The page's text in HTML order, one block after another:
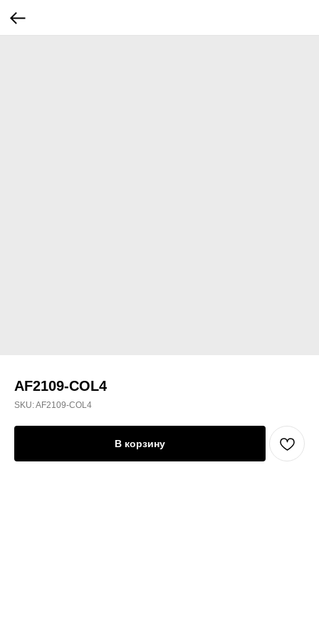
AF2109-COL4
SKU:AF2109-COL4
В корзину